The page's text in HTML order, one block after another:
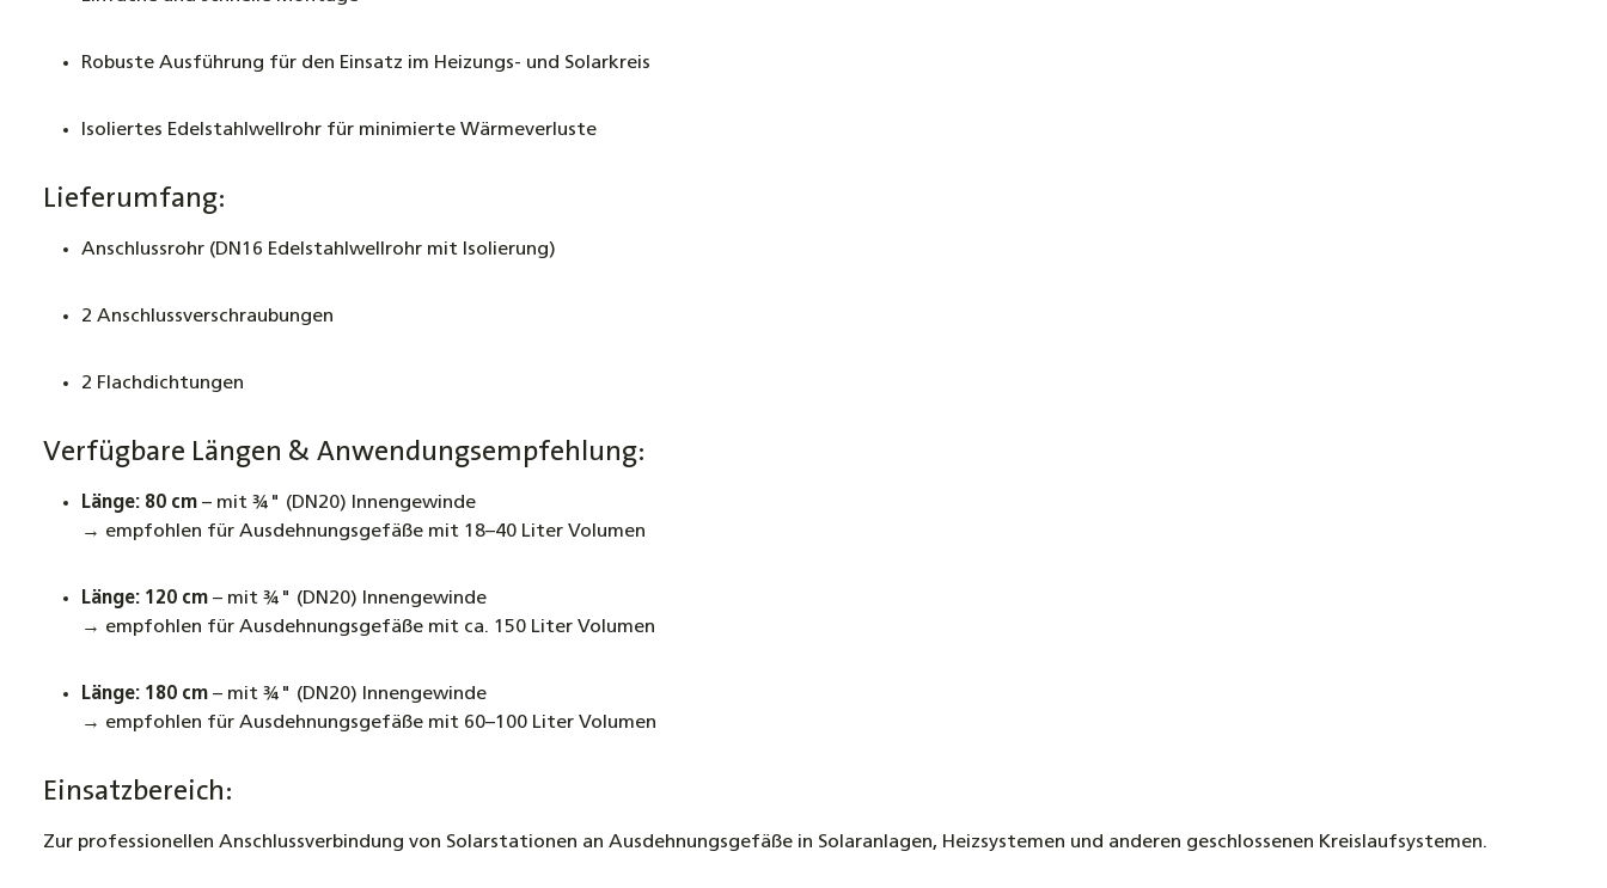
Robuste Ausführung für den Einsatz im Heizungs- und Solarkreis
Isoliertes Edelstahlwellrohr für minimierte Wärmeverluste
Lieferumfang:
Anschlussrohr (DN16 Edelstahlwellrohr mit Isolierung)
2 Anschlussverschraubungen
2 Flachdichtungen
Verfügbare Längen & Anwendungsempfehlung:
Länge: 80 cm – mit ¾" (DN20) Innengewinde
→ empfohlen für Ausdehnungsgefäße mit 18–40 Liter Volumen
Länge: 120 cm – mit ¾" (DN20) Innengewinde
→ empfohlen für Ausdehnungsgefäße mit ca. 150 Liter Volumen
Länge: 180 cm – mit ¾" (DN20) Innengewinde
→ empfohlen für Ausdehnungsgefäße mit 60–100 Liter Volumen
Einsatzbereich:
Zur professionellen Anschlussverbindung von Solarstationen an Ausdehnungsgefäße in Solaranlagen, Heizsystemen und anderen geschlossenen Kreislaufsystemen.